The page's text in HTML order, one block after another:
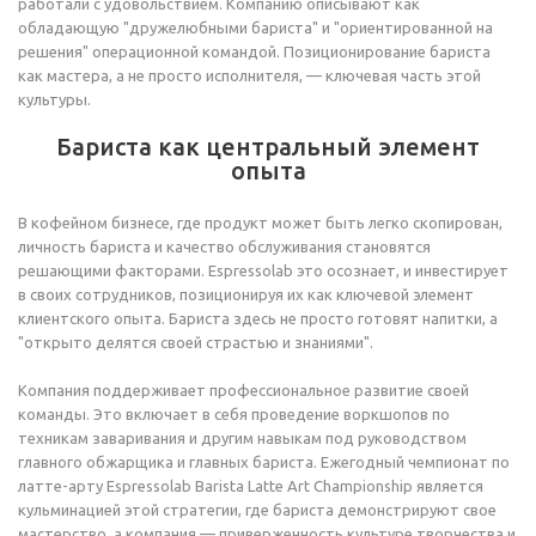
работали с удовольствием. Компанию описывают как
обладающую "дружелюбными бариста" и "ориентированной на
решения" операционной командой. Позиционирование бариста
как мастера, а не просто исполнителя, — ключевая часть этой
культуры.
Бариста как центральный элемент
опыта
В кофейном бизнесе, где продукт может быть легко скопирован,
личность бариста и качество обслуживания становятся
решающими факторами. Espressolab это осознает, и инвестирует
в своих сотрудников, позиционируя их как ключевой элемент
клиентского опыта. Бариста здесь не просто готовят напитки, а
"открыто делятся своей страстью и знаниями".
Компания поддерживает профессиональное развитие своей
команды. Это включает в себя проведение воркшопов по
техникам заваривания и другим навыкам под руководством
главного обжарщика и главных бариста. Ежегодный чемпионат по
латте-арту Espressolab Barista Latte Art Championship является
кульминацией этой стратегии, где бариста демонстрируют свое